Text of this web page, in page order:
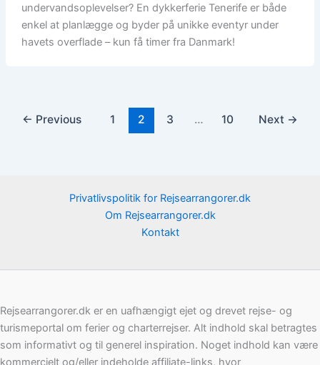
undervandsoplevelser? En dykkerferie Tenerife er både
enkel at planlægge og byder på unikke eventyr under
havets overflade – kun få timer fra Danmark!
← Previous 1 2 3 … 10 Next →
Privatlivspolitik for Rejsearrangorer.dk
Om Rejsearrangorer.dk
Kontakt
Rejsearrangorer.dk er en uafhængigt ejet og drevet rejse- og
turismeportal om ferier og charterrejser. Alt indhold skal betragtes
som informativt og til generel inspiration. Noget indhold kan være
kommercielt og/eller indeholde affiliate-links, hvor